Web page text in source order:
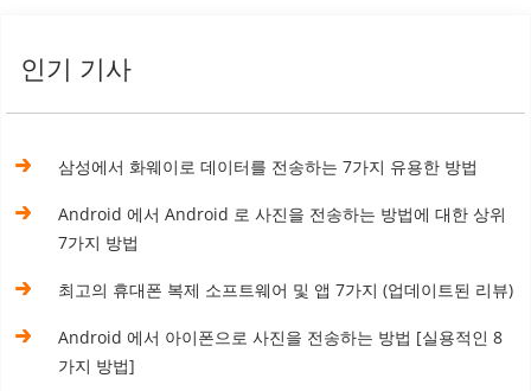
인기 기사
삼성에서 화웨이로 데이터를 전송하는 7가지 유용한 방법
Android 에서 Android 로 사진을 전송하는 방법에 대한 상위
7가지 방법
최고의 휴대폰 복제 소프트웨어 및 앱 7가지 (업데이트된 리뷰)
Android 에서 아이폰으로 사진을 전송하는 방법 [실용적인 8
가지 방법]